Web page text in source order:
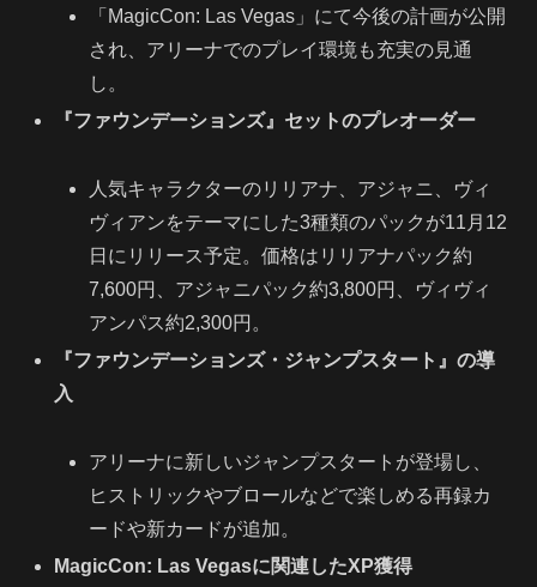
「MagicCon: Las Vegas」にて今後の計画が公開
され、アリーナでのプレイ環境も充実の見通
し。
『ファウンデーションズ』セットのプレオーダー
人気キャラクターのリリアナ、アジャニ、ヴィ
ヴィアンをテーマにした3種類のパックが11月12
日にリリース予定。価格はリリアナパック約
7,600円、アジャニパック約3,800円、ヴィヴィ
アンパス約2,300円。
『ファウンデーションズ・ジャンプスタート』の導
入
アリーナに新しいジャンプスタートが登場し、
ヒストリックやブロールなどで楽しめる再録カ
ードや新カードが追加。
MagicCon: Las Vegasに関連したXP獲得